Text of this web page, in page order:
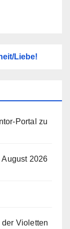
Liebe!
Portal zu
2026
Violetten